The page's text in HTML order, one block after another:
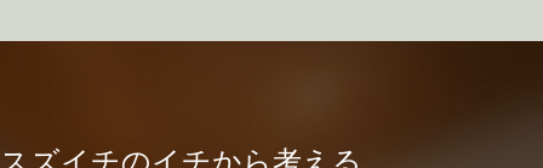
スズイチのイチから考える